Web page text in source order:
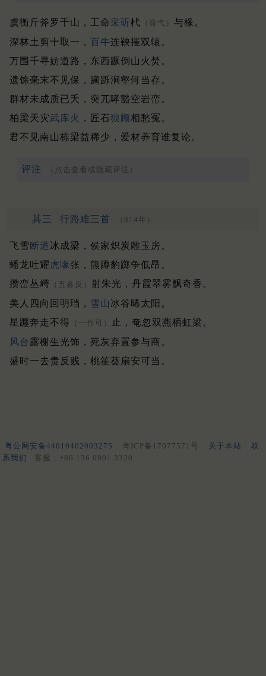
虞衡斤斧罗千山，工命采斫杙 （音弋） 与椽。
深林土剪十取一， 百牛连鞅摧双辕。
万围千寻妨道路，东西蹶倒山火焚。
遗馀毫末不见保，躏跞涧壑何当存。
群材未成质已夭，突兀哮豁空岩峦。
柏梁天灾武库火 ，匠石狼顾相愁冤。
君不见南山栋梁益稀少，爱材养育谁复论。
评注 （点击查看或隐藏评注）
其三 行路难三首 （814年）
飞雪 断道 冰成梁，侯家炽炭雕玉房。
蟠龙吐耀 虎喙张，熊蹲豹踯争低昂。
攒峦丛崿
（五各反） 射朱光，丹霞翠雾飘奇香。
美人四向回明珰， 雪山 冰谷晞太阳。
星躔奔走不得
（一作可）
止，奄忽双燕栖虹梁。
风台 露榭生光饰，死灰弃置参与商。
盛时一去贵反贱，桃笙葵扇安可当。
粤公网安备44010402003275 粤ICP备17077571号 关于本站
联
系我们
客服：+86 136 0901 3320